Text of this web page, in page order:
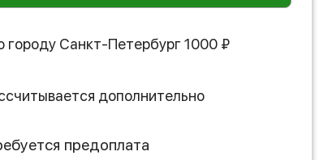
городу Санкт-Петербург 1000 ₽
дополнительно
предоплата